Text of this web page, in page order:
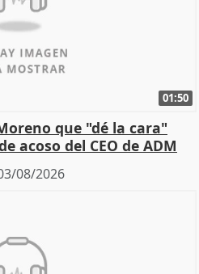
01:50
que "dé la cara"
acoso del CEO de ADM
08/2026